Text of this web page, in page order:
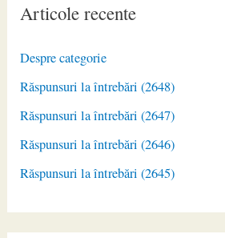
Articole recente
Despre categorie
Răspunsuri la întrebări (2648)
Răspunsuri la întrebări (2647)
Răspunsuri la întrebări (2646)
Răspunsuri la întrebări (2645)